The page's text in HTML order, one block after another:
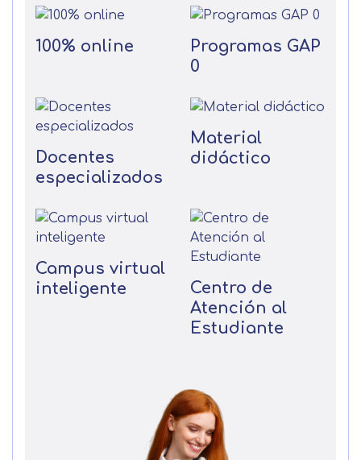
100% online
Programas GAP
0
Docentes
especializados
Material
didáctico
Campus virtual
inteligente
Centro de
Atención al
Estudiante